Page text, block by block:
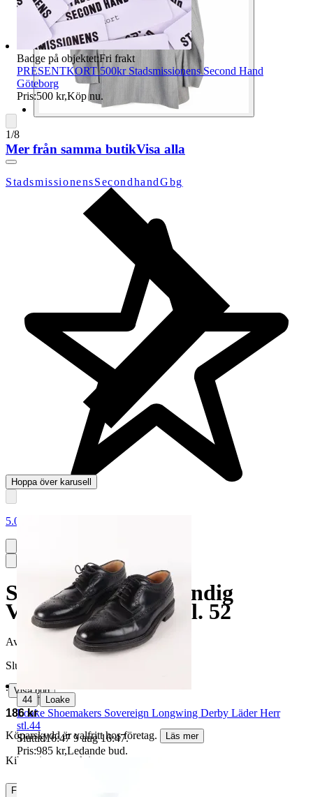
1/8
StadsmissionensSecondhandGbg
5.0
Sir Kostym Grå Randig
Vintage Ull Herr Stl. 52
Avslutad
28 jun 17:52
Slutpris
∙ Visa bud
186 kr
Köparskydd är valfritt hos företag.
Läs mer
Kibongi vann auktionen
Frakt
Badge på objektet:Fri frakt
PRESENTKORT 500kr Stadsmissionens Second Hand
Göteborg
Pris:500 kr,Köp nu.
Mer från samma butikVisa alla
Hoppa över karusell
44 | Loake
Loake Shoemakers Sovereign Longwing Derby Läder Herr
stl.44
Sluttid16:47 9 aug 16:47.
Pris:985 kr,Ledande bud.